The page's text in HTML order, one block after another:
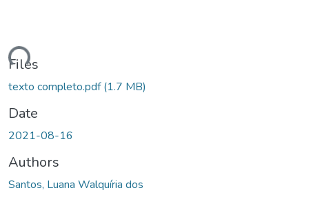
Files
texto completo.pdf(1.7 MB)
Date
2021-08-16
Authors
Santos, Luana Walquíria dos